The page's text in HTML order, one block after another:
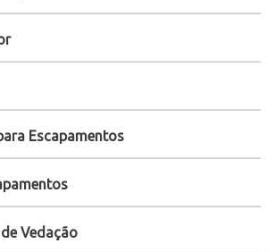
Escapamentos
Vedação